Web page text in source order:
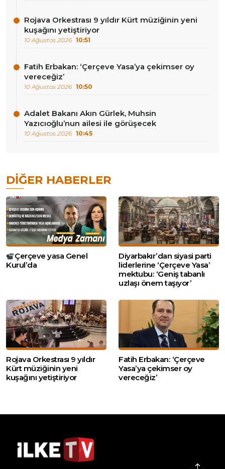
Rojava Orkestrası 9 yıldır Kürt müziğinin yeni
kuşağını yetiştiriyor
10 Ağustos 2026 10:51
Fatih Erbakan: ‘Çerçeve Yasa’ya çekimser oy
vereceğiz’
10 Ağustos 2026 10:50
Adalet Bakanı Akın Gürlek, Muhsin
Yazıcıoğlu’nun ailesi ile görüşecek
10 Ağustos 2026 10:45
DIĞER HABERLER
Çerçeve yasa Genel
Kurul’da
Diyarbakır’dan siyasi parti
liderlerine ‘Çerçeve Yasa’
mektubu: ‘Geniş tabanlı
uzlaşı önem taşıyor’
Rojava Orkestrası 9 yıldır
Kürt müziğinin yeni
kuşağını yetiştiriyor
Fatih Erbakan: ‘Çerçeve
Yasa’ya çekimser oy
vereceğiz’